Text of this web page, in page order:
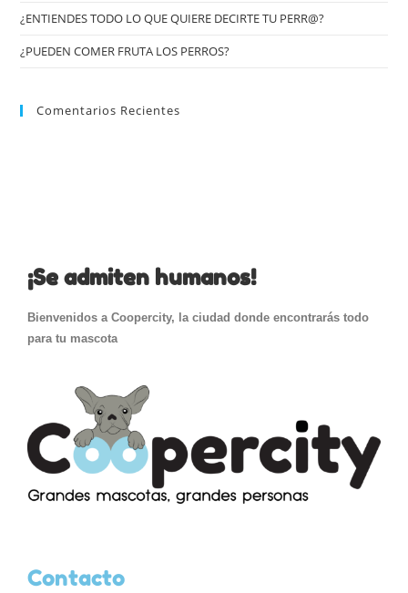
¿ENTIENDES TODO LO QUE QUIERE DECIRTE TU PERR@?
¿PUEDEN COMER FRUTA LOS PERROS?
Comentarios Recientes
¡Se admiten humanos!
Bienvenidos a Coopercity, la ciudad donde encontrarás todo
para tu mascota
Contacto